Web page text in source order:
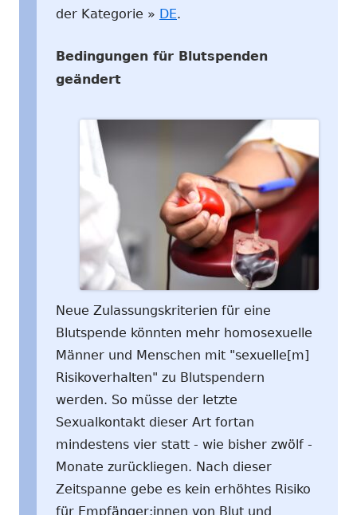
der Kategorie » DE.
Bedingungen für Blutspenden
geändert
Neue Zulassungskriterien für eine
Blutspende könnten mehr homosexuelle
Männer und Menschen mit "sexuelle[m]
Risikoverhalten" zu Blutspendern
werden. So müsse der letzte
Sexualkontakt dieser Art fortan
mindestens vier statt - wie bisher zwölf -
Monate zurückliegen. Nach dieser
Zeitspanne gebe es kein erhöhtes Risiko
für Empfänger:innen von Blut und